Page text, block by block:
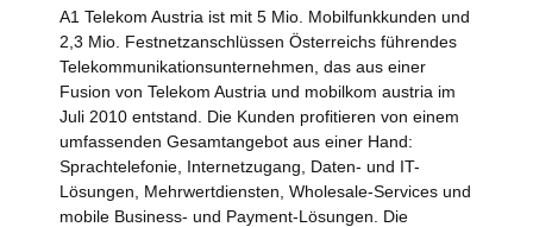
A1 Telekom Austria ist mit 5 Mio. Mobilfunkkunden und
2,3 Mio. Festnetzanschlüssen Österreichs führendes
Telekommunikationsunternehmen, das aus einer
Fusion von Telekom Austria und mobilkom austria im
Juli 2010 entstand. Die Kunden profitieren von einem
umfassenden Gesamtangebot aus einer Hand:
Sprachtelefonie, Internetzugang, Daten- und IT-
Lösungen, Mehrwertdiensten, Wholesale-Services und
mobile Business- und Payment-Lösungen. Die